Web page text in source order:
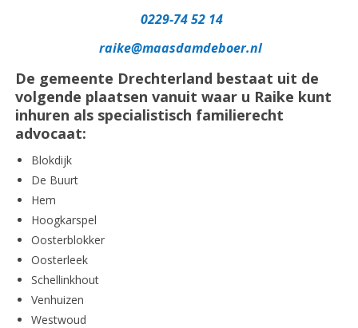
0229-74 52 14
raike@maasdamdeboer.nl
De gemeente Drechterland bestaat uit de
volgende plaatsen vanuit waar u Raike kunt
inhuren als specialistisch familierecht
advocaat:
Blokdijk
De Buurt
Hem
Hoogkarspel
Oosterblokker
Oosterleek
Schellinkhout
Venhuizen
Westwoud